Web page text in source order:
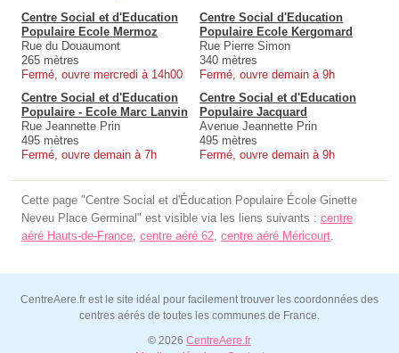
Centre Social et d'Education
Populaire Ecole Mermoz
Rue du Douaumont
265 mètres
Fermé, ouvre mercredi à 14h00
Centre Social d'Education
Populaire Ecole Kergomard
Rue Pierre Simon
340 mètres
Fermé, ouvre demain à 9h
Centre Social et d'Education
Populaire - Ecole Marc Lanvin
Rue Jeannette Prin
495 mètres
Fermé, ouvre demain à 7h
Centre Social et d'Education
Populaire Jacquard
Avenue Jeannette Prin
495 mètres
Fermé, ouvre demain à 9h
Cette page "Centre Social et d'Éducation Populaire École Ginette
Neveu Place Germinal" est visible via les liens suivants : centre
aéré Hauts-de-France, centre aéré 62, centre aéré Méricourt.
CentreAere.fr est le site idéal pour facilement trouver les coordonnées des
centres aérés de toutes les communes de France.
© 2026 CentreAere.fr